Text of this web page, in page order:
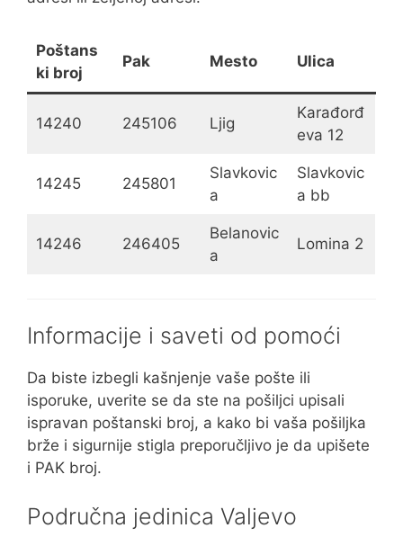
Poštans
ki broj
Pak Mesto Ulica
14240 245106 Ljig
Karađorđ
eva 12
14245 245801
Slavkovic
a
Slavkovic
a bb
14246 246405
Belanovic
a
Lomina 2
Informacije i saveti od pomoći
Da biste izbegli kašnjenje vaše pošte ili
isporuke, uverite se da ste na pošiljci upisali
ispravan poštanski broj, a kako bi vaša pošiljka
brže i sigurnije stigla preporučljivo je da upišete
i PAK broj.
Područna jedinica Valjevo